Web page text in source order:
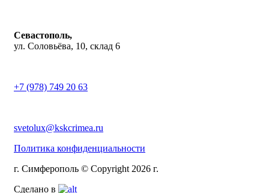
Севастополь,
ул. Соловьёва, 10, склад 6
+7 (978) 749 20 63
svetolux@kskcrimea.ru
Политика конфиденциальности
г. Симферополь © Copyright 2026 г.
Сделано в